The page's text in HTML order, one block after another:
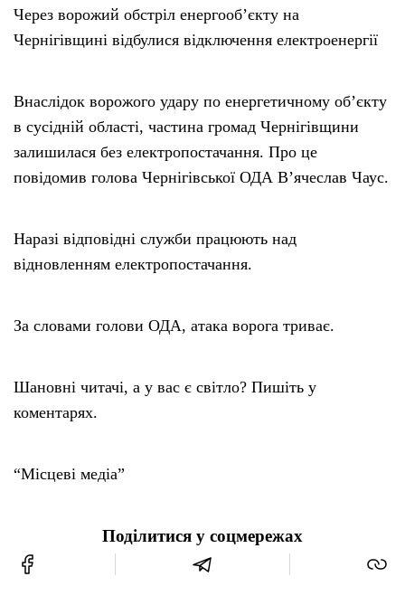
Тендери
Через ворожий обстріл енергооб’єкту на
Чернігівщині відбулися відключення електроенергії
Внаслідок ворожого удару по енергетичному об’єкту
в сусідній області, частина громад Чернігівщини
залишилася без електропостачання. Про це
повідомив голова Чернігівської ОДА В’ячеслав Чаус.
Наразі відповідні служби працюють над
відновленням електропостачання.
За словами голови ОДА, атака ворога триває.
Шановні читачі, а у вас є світло? Пишіть у
коментарях.
“Місцеві медіа”
Поділитися у соцмережах